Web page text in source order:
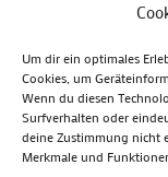
Um dir ein optimales
Cookies, um
Wenn du diesen
Surfverhalten oder
deine Zustimmung nicht
Merkmale und
FAHRRAD
HITZEFALLE
KINDER
KIRMES
KRIMI
KULTUR
PARASITEN
PILZE
SOMMERFERIEN
SUHLER